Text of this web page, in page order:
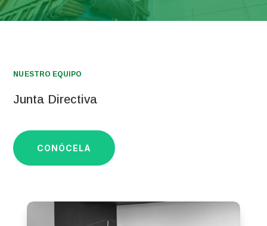
NUESTRO EQUIPO
Junta Directiva
CONÓCELA